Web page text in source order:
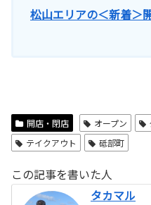
松山エリアの＜新着＞
開店・閉店 オープン
テイクアウト
砥部町
この記事を書いた人
タカマル